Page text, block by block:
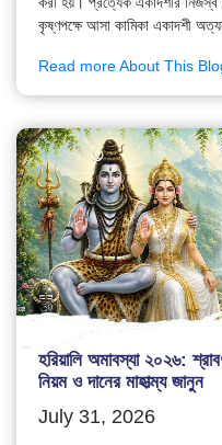
কৃষ্ণপক্ষে আসা কামিকা একাদশী
Read more About This
হরিয়ালি অমাবস্যা ২০২৬:
নিয়ম ও দানের মাহাত্ম্য জানুন
July 31, 2026